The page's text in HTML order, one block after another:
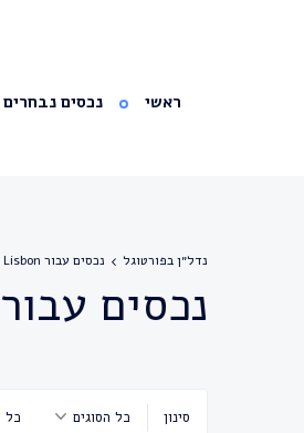
ראשי נכסים נבחרים
נדל״ן בפורטוגל נכסים עבור Lisbon
נכסים עבור Lisbon
סינון כל הסוגים כל